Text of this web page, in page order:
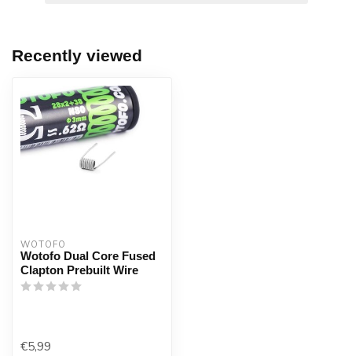
Recently viewed
WOTOFO
Wotofo Dual Core Fused
Clapton Prebuilt Wire
€5,99